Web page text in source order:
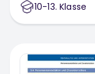
10-13. Klasse